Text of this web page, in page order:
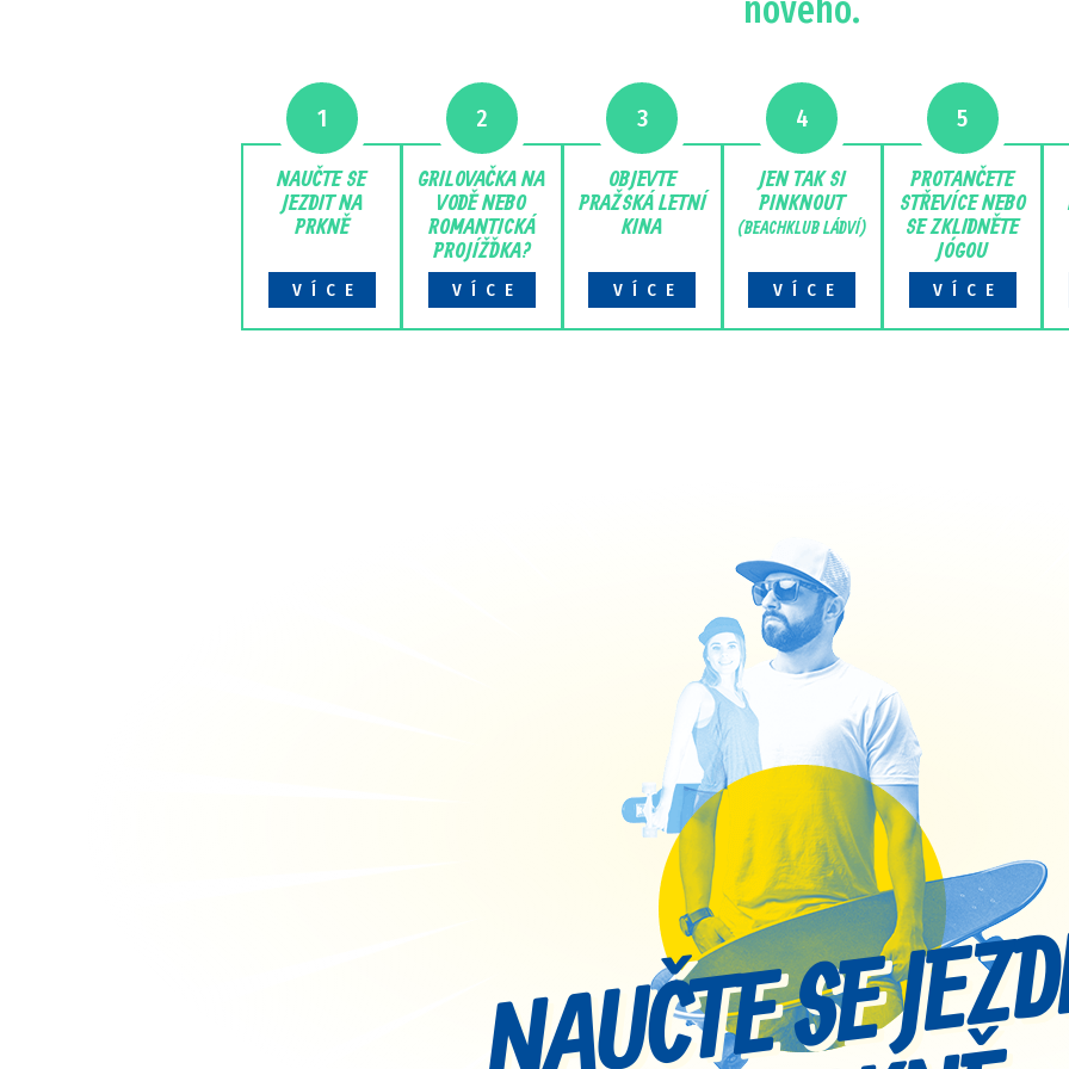
nového.
1
NAUČTE SE
JEZDIT NA
PRKNĚ
VÍCE
2
GRILOVAČKA NA
VODĚ NEBO
ROMANTICKÁ
PROJÍŽĎKA?
VÍCE
3
OBJEVTE
PRAŽSKÁ LETNÍ
KINA
VÍCE
4
JEN TAK SI
PINKNOUT
(BEACHKLUB LÁDVÍ)
VÍCE
5
PROTANČETE
STŘEVÍCE NEBO
SE ZKLIDNĚTE
JÓGOU
VÍCE